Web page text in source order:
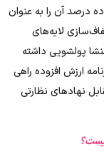
درصد آن را به عنوان
لایه‌های
پولشویی داشته
ارزش افزوده راهی
نهادهای نظارتی